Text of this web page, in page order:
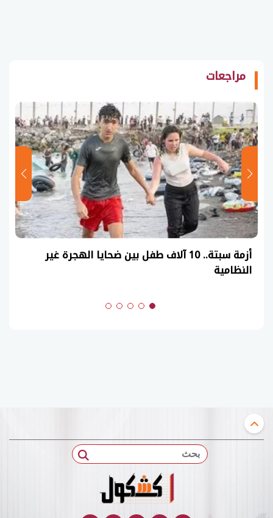
مراجعات
عاجل| نموذج حل امتحان أحياء ثانوية عامة 2026
(السنوات الماضية)
بحث